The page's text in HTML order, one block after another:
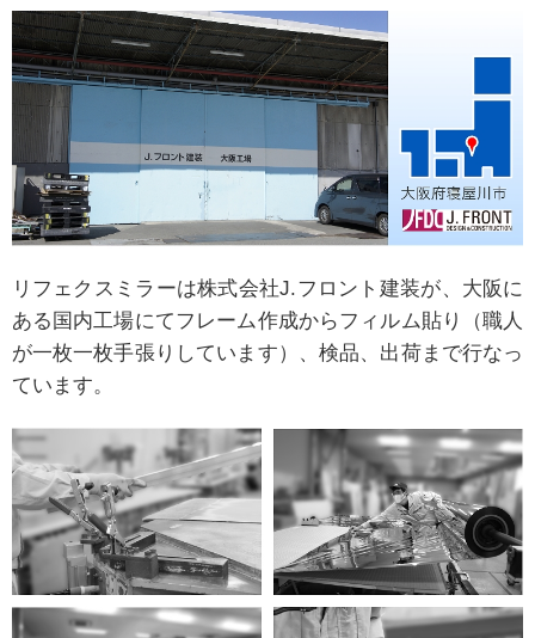
リフェクスミラーは株式会社J.フロント建装が、大阪に
ある国内工場にてフレーム作成からフィルム貼り（職人
が一枚一枚手張りしています）、検品、出荷まで行なっ
ています。